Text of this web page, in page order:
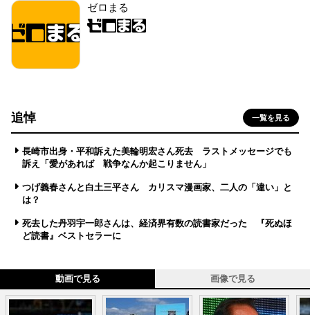
ゼロまる
追悼 一覧を見る
長崎市出身・平和訴えた美輪明宏さん死去 ラストメッセージでも
訴え「愛があれば 戦争なんか起こりません」
つげ義春さんと白土三平さん カリスマ漫画家、二人の「違い」と
は？
死去した丹羽宇一郎さんは、経済界有数の読書家だった 『死ぬほ
ど読書』ベストセラーに
動画で見る 画像で見る